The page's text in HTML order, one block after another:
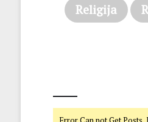
Religija